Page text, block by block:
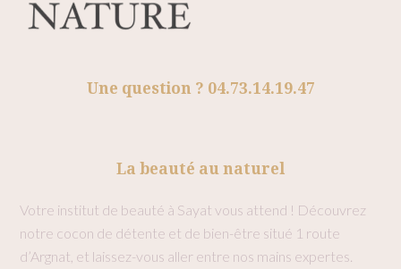
Une question ? 04.73.14.19.47
La beauté au naturel
Votre institut de beauté à Sayat vous attend ! Découvrez
notre cocon de détente et de bien-être situé 1 route
d’Argnat, et laissez-vous aller entre nos mains expertes.